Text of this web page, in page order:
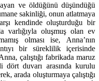
ve öldüğünü düşündüğü
sakinliği, onun atlatmaya
kendinde oluşturduğu bir
varlığıyla oluşmuş olan ev
olması ise, Anna’nın
bir süreklilik içerisinde
çalıştığı fabrikada maruz
dört duvarı arasında kurulu
arada oluşturmaya çalıştığı